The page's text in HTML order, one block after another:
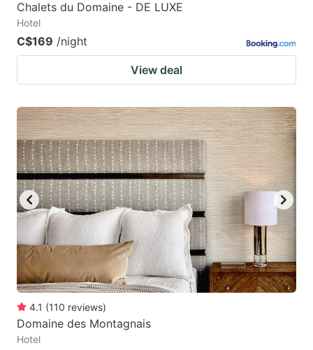
Chalets du Domaine - DE LUXE
Hotel
C$169 /night
View deal
4.1 (110 reviews)
Domaine des Montagnais
Hotel